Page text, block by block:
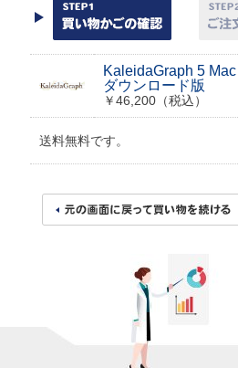
KaleidaGraph 5
ダウンロード版
￥46,200（税込）
送料無料です。